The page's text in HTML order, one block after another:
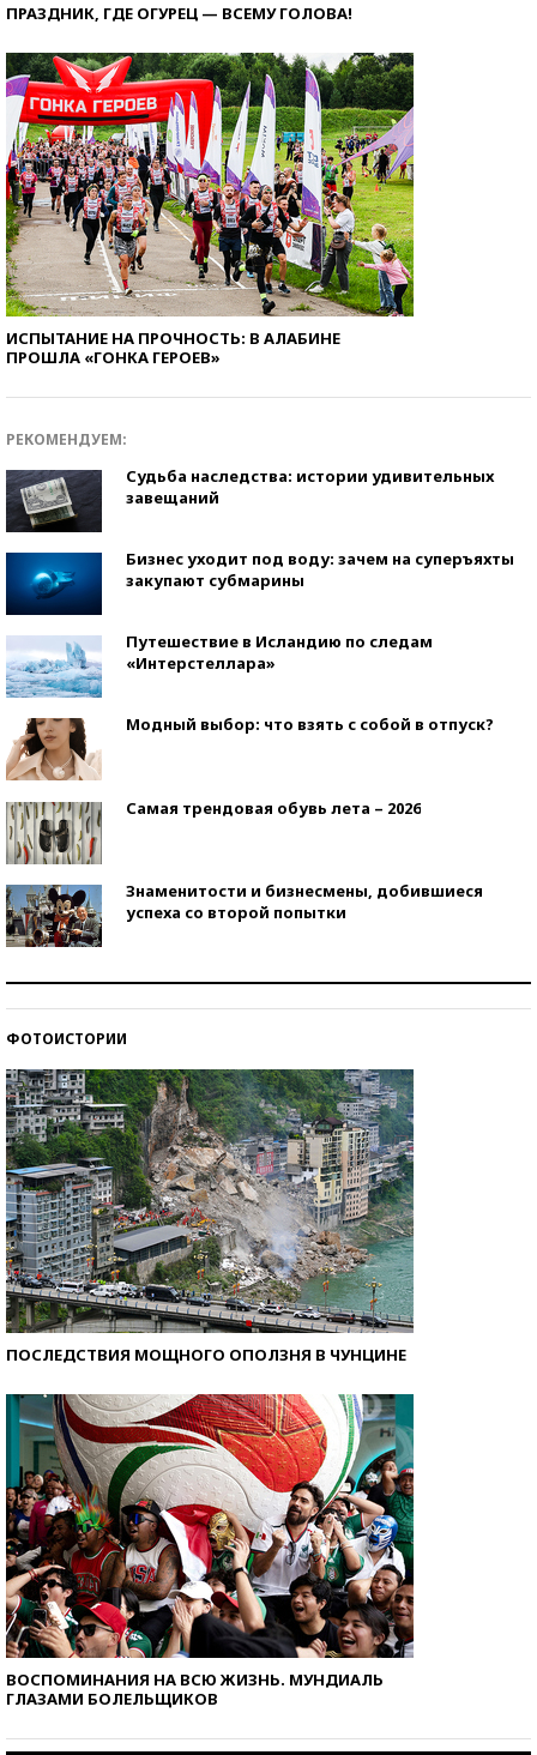
ПРАЗДНИК, ГДЕ ОГУРЕЦ — ВСЕМУ ГОЛОВА!
ИСПЫТАНИЕ НА ПРОЧНОСТЬ: В АЛАБИНЕ
ПРОШЛА «ГОНКА ГЕРОЕВ»
РЕКОМЕНДУЕМ:
Судьба наследства: истории удивительных
завещаний
Бизнес уходит под воду: зачем на суперъяхты
закупают субмарины
Путешествие в Исландию по следам
«Интерстеллара»
Модный выбор: что взять с собой в отпуск?
Самая трендовая обувь лета – 2026
Знаменитости и бизнесмены, добившиеся
успеха со второй попытки
ФОТОИСТОРИИ
ПОСЛЕДСТВИЯ МОЩНОГО ОПОЛЗНЯ В ЧУНЦИНЕ
ВОСПОМИНАНИЯ НА ВСЮ ЖИЗНЬ. МУНДИАЛЬ
ГЛАЗАМИ БОЛЕЛЬЩИКОВ